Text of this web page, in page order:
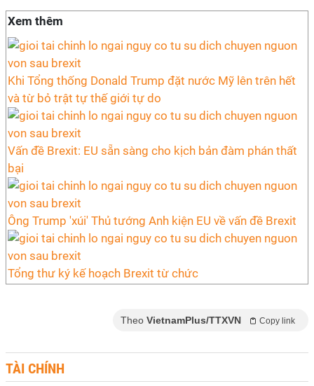
Xem thêm
Khi Tổng thống Donald Trump đặt nước Mỹ lên trên hết
và từ bỏ trật tự thế giới tự do
Vấn đề Brexit: EU sẵn sàng cho kịch bản đàm phán thất
bại
Ông Trump 'xúi' Thủ tướng Anh kiện EU về vấn đề Brexit
Tổng thư ký kế hoạch Brexit từ chức
Theo VietnamPlus/TTXVN Copy link
TÀI CHÍNH